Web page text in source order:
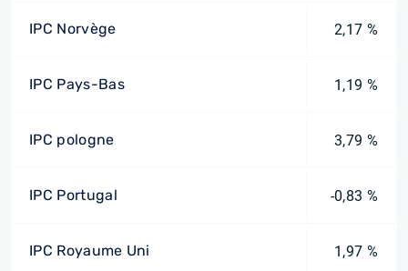
IPC Norvège 2,17 %
IPC Pays-Bas 1,19 %
IPC pologne 3,79 %
IPC Portugal -0,83 %
IPC Royaume Uni 1,97 %